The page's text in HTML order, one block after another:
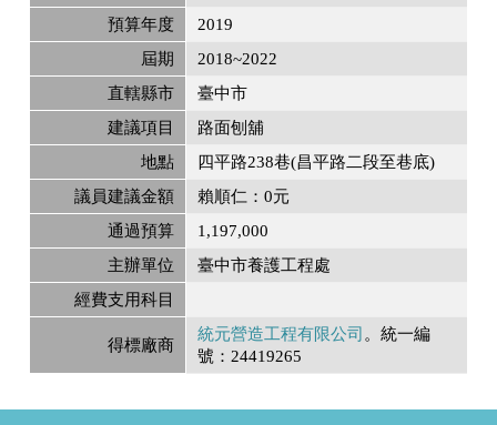
預算年度
2019
屆期
2018~2022
直轄縣市
臺中市
建議項目
路面刨舖
地點
四平路238巷(昌平路二段至巷底)
議員建議金額
賴順仁：0元
通過預算
1,197,000
主辦單位
臺中市養護工程處
經費支用科目
得標廠商
統元營造工程有限公司 。統一編
號：24419265